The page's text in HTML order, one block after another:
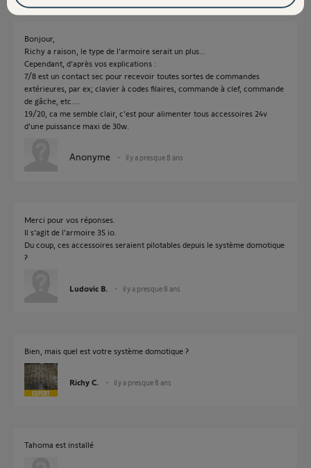
Bonjour,
Richy a raison, le type de l'armoire serait un plus...
Cependant, d'après vos explications :
7/8 est un contact sec pour recevoir toutes sortes de commandes
extérieures, par ex; clavier à codes filaires, commande à clef, commande
de gâche, etc....
19/20, ca me semble clair, c'est pour alimenter tous accessoires 24v
d'une puissance maxi de 30w.
Anonyme il y a presque 8 ans
Merci pour vos réponses.
Il s'agit de l'armoire 3S io.
Du coup, ces accessoires seraient pilotables depuis le système domotique
?
Ludovic B. il y a presque 8 ans
Bien, mais quel est votre système domotique ?
Richy C. il y a presque 8 ans
Tahoma est installé